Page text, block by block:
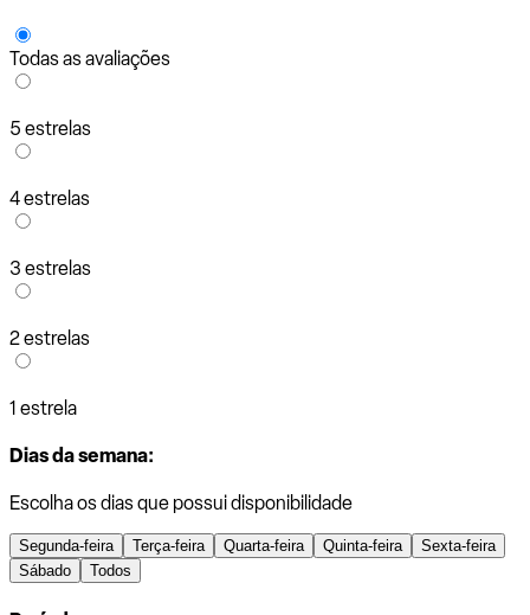
Todas as avaliações
5 estrelas
4 estrelas
3 estrelas
2 estrelas
1 estrela
Dias da semana:
Escolha os dias que possui disponibilidade
Segunda-feira Terça-feira Quarta-feira Quinta-feira
Sexta-feira
Sábado
Todos